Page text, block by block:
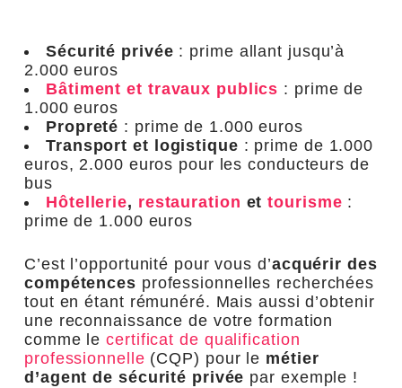
Sécurité privée : prime allant jusqu’à
2.000 euros
Bâtiment et travaux publics : prime de
1.000 euros
Propreté : prime de 1.000 euros
Transport et logistique : prime de 1.000
euros, 2.000 euros pour les conducteurs de
bus
Hôtellerie, restauration ettourisme :
prime de 1.000 euros
C’est l’opportunité pour vous d’acquérir des
compétences professionnelles recherchées
tout en étant rémunéré. Mais aussi d’obtenir
une reconnaissance de votre formation
comme lecertificat de qualification
professionnelle (CQP) pour le métier
d’agent de sécurité privée par exemple !